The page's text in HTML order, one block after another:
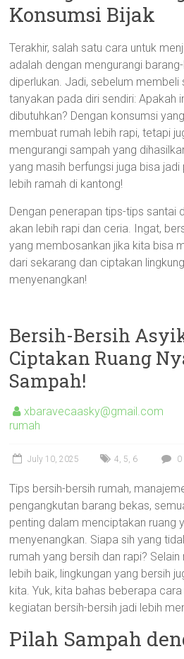
Konsumsi Bijak
Terakhir, salah satu cara untuk
adalah dengan mengurangi
diperlukan. Jadi, sebelum membeli
tanyakan pada diri sendiri: Apakah
dibutuhkan? Dengan konsumsi
membuat rumah lebih rapi, tetapi
mengurangi sampah yang
yang masih berfungsi juga bisa jadi
lebih ramah di kantong!
Dengan penerapan tips-tips santai
akan lebih rapi dan ceria. Ingat,
yang membosankan jika kita bisa
dari sekarang dan ciptakan
menyenangkan!
Bersih-Bersih
Ciptakan Ruang
Sampah!
xbaravecaasky@gmail.com
rumah
July 10, 2025 4, 5, 6 0
Tips bersih-bersih rumah,
pengangkutan barang bekas,
penting dalam menciptakan ruang
menyenangkan. Siapa sih yang
rumah yang bersih dan rapi?
lebih baik, lingkungan yang bersih
kita. Yuk, kita bahas beberapa
kegiatan bersih-bersih jadi lebih
Pilah Sampah